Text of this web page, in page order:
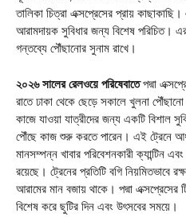
তালিকা চিত্রা এক্সপ্রেসের প্রায়
আরামদায়ক সুবিধার জন্য বিশেষ পরিচিত।
গন্তব্যে পৌঁছানোর সুনাম রাখে।
২০২৬ সালের রেলওয়ে পরিষেবাতেপদ্মা
রাতে ঢাকা থেকে ছেড়ে সকালে খুলনা
কাজে যাওয়া যাত্রীদের জন্য একটি বিশাল
পৌঁছে কাজ শুরু করতে পারেন। এই ট্রেনে
মানসম্পন্ন খাবার পরিবেশনকারী ক্যান্টিন
রয়েছে। ট্রেনের প্রতিটি বগি নিয়মিতভাবে
আরামের মান বজায় থাকে। পদ্মা এক্সপ্রেসের
বিশেষ করে ছুটির দিন এবং উৎসবের সময়ে।